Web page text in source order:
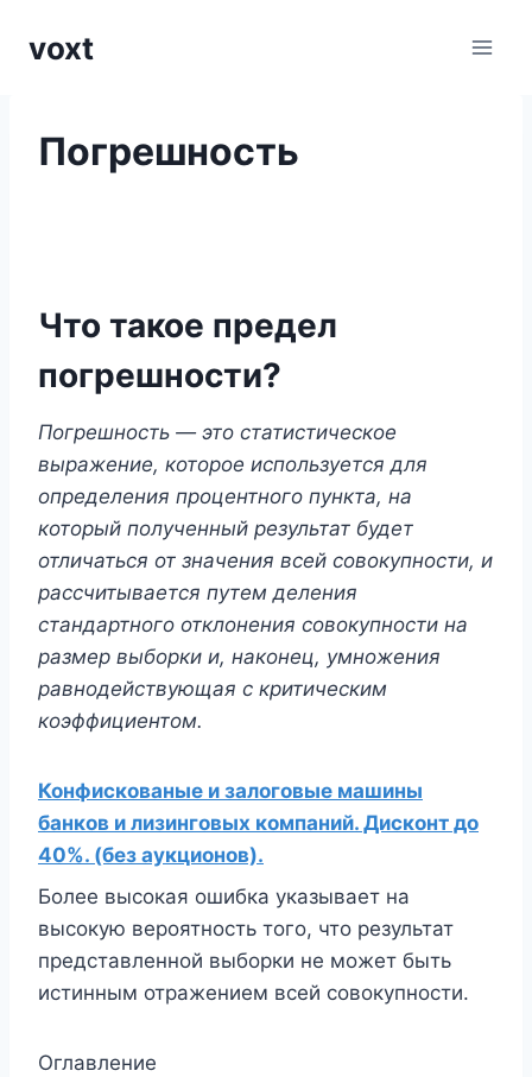
voxt
Погрешность
Что такое предел
погрешности?
Погрешность — это статистическое
выражение, которое используется для
определения процентного пункта, на
который полученный результат будет
отличаться от значения всей совокупности, и
рассчитывается путем деления
стандартного отклонения совокупности на
размер выборки и, наконец, умножения
равнодействующая с критическим
коэффициентом.
Конфискованые и залоговые машины
банков и лизинговых компаний. Дисконт до
40%. (без аукционов).
Более высокая ошибка указывает на
высокую вероятность того, что результат
представленной выборки не может быть
истинным отражением всей совокупности.
Оглавление